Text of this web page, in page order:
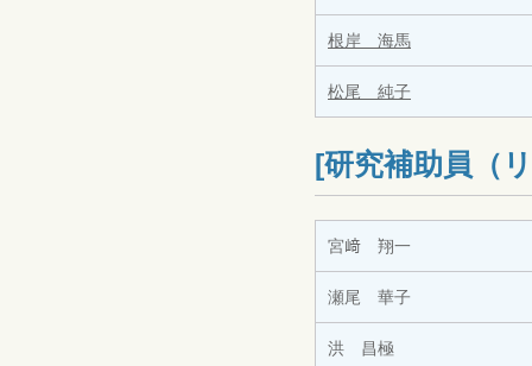
根岸 海馬
松尾 純子
[研究補助員（
宮﨑 翔一
瀬尾 華子
洪 昌極